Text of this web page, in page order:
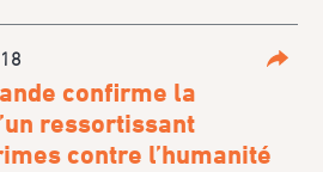
confirme la
ressortissant
contre l’humanité